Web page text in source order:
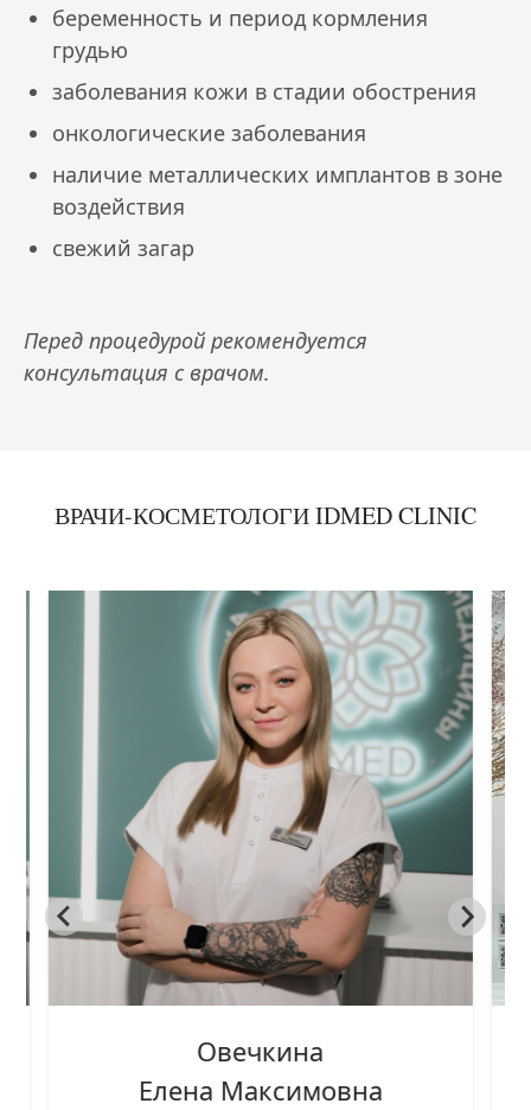
беременность и период кормления
грудью
заболевания кожи в стадии обострения
онкологические заболевания
наличие металлических имплантов в зоне
воздействия
свежий загар
Перед процедурой рекомендуется
консультация с врачом.
ВРАЧИ-КОСМЕТОЛОГИ IDMED CLINIC
Овечкина
Елена Максимовна